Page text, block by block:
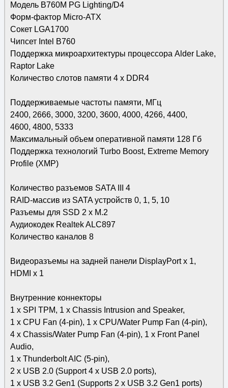
Модель B760M PG Lighting/D4
Форм-фактор Micro-ATX
Сокет LGA1700
Чипсет Intel B760
Поддержка микроархитектуры процессора Alder Lake,
Raptor Lake
Количество слотов памяти 4 x DDR4
Поддерживаемые частоты памяти, МГц
2400, 2666, 3000, 3200, 3600, 4000, 4266, 4400,
4600, 4800, 5333
Maксимальный объем оперативной памяти 128 Гб
Поддержка технологий Turbo Boost, Extreme Memory
Profile (XMP)
Количество разъемов SATA III 4
RAID-массив из SATA устройств 0, 1, 5, 10
Разъемы для SSD 2 x M.2
Аудиокодек Realtek ALC897
Количество каналов 8
Видеоразъемы на задней панели DisplayPort x 1,
HDMI x 1
Внутренние коннекторы
1 x SPI TPM, 1 x Chassis Intrusion and Speaker,
1 x CPU Fan (4-pin), 1 x CPU/Water Pump Fan (4-pin),
4 x Chassis/Water Pump Fan (4-pin), 1 x Front Panel
Audio,
1 x Thunderbolt AIC (5-pin),
2 x USB 2.0 (Support 4 x USB 2.0 ports),
1 x USB 3.2 Gen1 (Supports 2 x USB 3.2 Gen1 ports)